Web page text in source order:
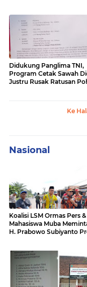
Kelapangan Sikat Bersih
Minyak di Area Tersebut
Didukung Panglima TNI,
Program Cetak Sawah
Justru Rusak Ratusan
Ke
Nasional
Koalisi LSM Ormas Pers &
Mahasiswa Muba
H. Prabowo Subiyanto
parah dan Amburadul.